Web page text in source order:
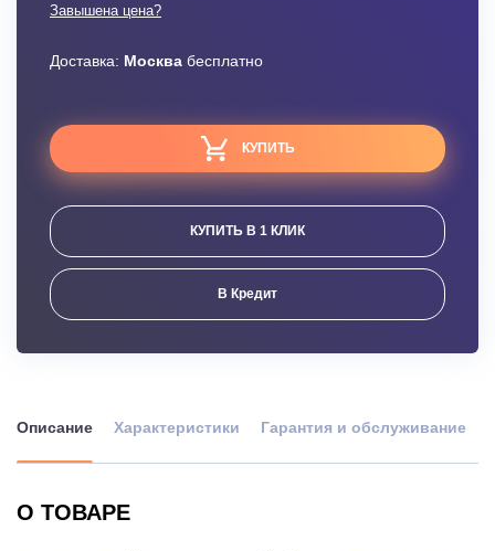
Завышена цена?
Доставка: Москва бесплатно
КУПИТЬ
КУПИТЬ В 1 КЛИК
В Кредит
Описание Характеристики Гарантия и обслуживание
О ТОВАРЕ